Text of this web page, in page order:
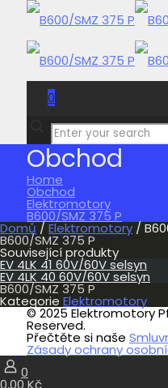
0
0,00 Kč
Obchod
Home
Obchod
Elektromotory
B600/SMZ 375 P
Domů / Elektromotory /
B600/SMZ 375 P
Související produkty
EV 4LK 41 60V/60V selsyn
EV 4LK 40 60V/60V selsyn
B600/SMZ 375 P
Kategorie Elektromotory
© 2025 Elektromotory
Reserved.
Přečtěte si naše
Zásady ochrany
0
0,00 Kč